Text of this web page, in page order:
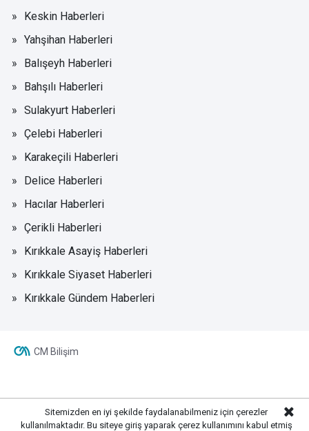
Keskin Haberleri
Yahşihan Haberleri
Balışeyh Haberleri
Bahşılı Haberleri
Sulakyurt Haberleri
Çelebi Haberleri
Karakeçili Haberleri
Delice Haberleri
Hacılar Haberleri
Çerikli Haberleri
Kırıkkale Asayiş Haberleri
Kırıkkale Siyaset Haberleri
Kırıkkale Gündem Haberleri
CM Bilişim
Sitemizden en iyi şekilde faydalanabilmeniz için çerezler
kullanılmaktadır. Bu siteye giriş yaparak çerez kullanımını kabul etmiş